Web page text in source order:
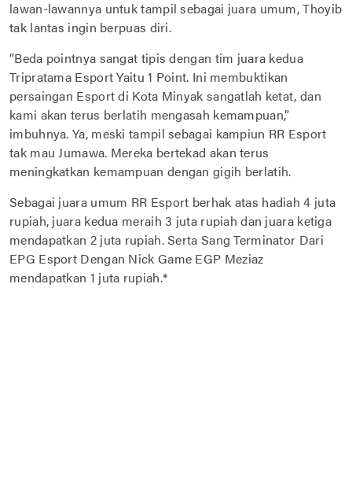
lawan-lawannya untuk tampil sebagai juara umum, Thoyib
tak lantas ingin berpuas diri.
“Beda pointnya sangat tipis dengan tim juara kedua
Tripratama Esport Yaitu 1 Point. Ini membuktikan
persaingan Esport di Kota Minyak sangatlah ketat, dan
kami akan terus berlatih mengasah kemampuan,”
imbuhnya. Ya, meski tampil sebagai kampiun RR Esport
tak mau Jumawa. Mereka bertekad akan terus
meningkatkan kemampuan dengan gigih berlatih.
Sebagai juara umum RR Esport berhak atas hadiah 4 juta
rupiah, juara kedua meraih 3 juta rupiah dan juara ketiga
mendapatkan 2 juta rupiah. Serta Sang Terminator Dari
EPG Esport Dengan Nick Game EGP Meziaz
mendapatkan 1 juta rupiah.*